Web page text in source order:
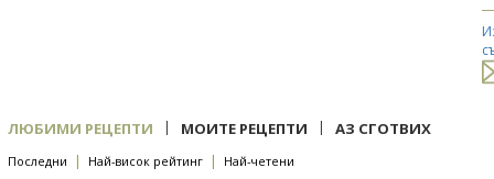
ЛЮБИМИ РЕЦЕПТИ | МОИТЕ РЕЦЕПТИ | АЗ СГОТВИХ
Последни | Най-висок рейтинг | Най-четени